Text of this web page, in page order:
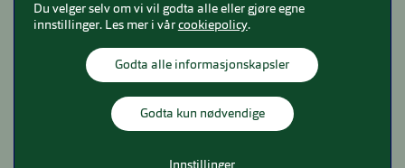
Du velger selv om vi vil godta alle eller gjøre egne
innstillinger. Les mer i vår cookiepolicy.
Godta alle informasjonskapsler
Godta kun nødvendige
Innstillinger